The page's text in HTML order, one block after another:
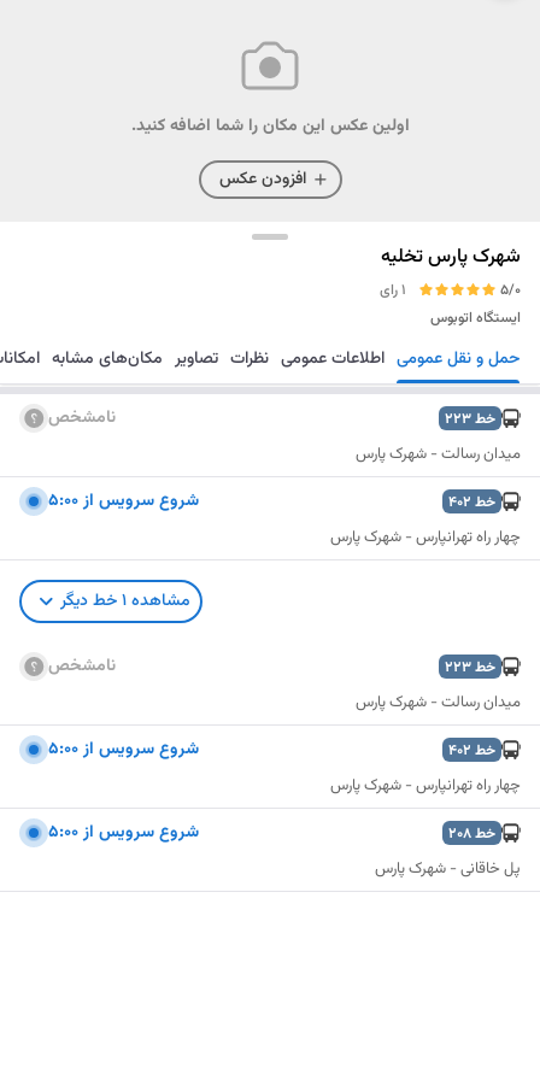
اولین عکس این مکان را شما اضافه کنید.
افزودن عکس
شهرک پارس تخلیه
5/0
1 رای
ایستگاه اتوبوس
مسیریابی ذخیره ارسال حمل و نقل عمومی اطلاعات عمومی نظرات تصاویر مکان‌های مشابه
خط223 نامشخص
میدان رسالت - شهرک پارس
خط 402 شروع سرويس از 5:00
چهار راه تهرانپارس - شهرک پارس
مشاهده1خط دیگر
خط223 نامشخص
میدان رسالت - شهرک پارس
خط 402 شروع سرويس از 5:00
چهار راه تهرانپارس - شهرک پارس
خط208 شروع سرويس از 5:00
پل خاقانی - شهرک پارس